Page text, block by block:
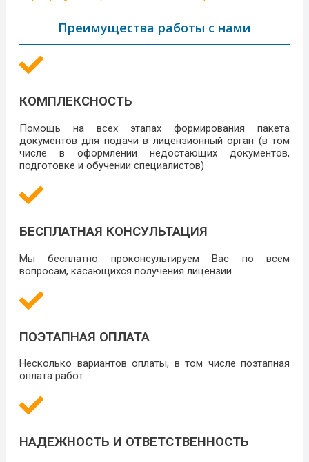
Преимущества работы с нами
КОМПЛЕКСНОСТЬ
Помощь на всех этапах формирования пакета
документов для подачи в лицензионный орган (в том
числе в оформлении недостающих документов,
подготовке и обучении специалистов)
БЕСПЛАТНАЯ КОНСУЛЬТАЦИЯ
Мы бесплатно проконсультируем Вас по всем
вопросам, касающихся получения лицензии
ПОЭТАПНАЯ ОПЛАТА
Несколько вариантов оплаты, в том числе поэтапная
оплата работ
НАДЕЖНОСТЬ И ОТВЕТСТВЕННОСТЬ